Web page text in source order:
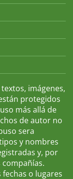
imágenes,
protegidos
más allá de
de autor no
sera
y nombres
y, por
fechas o lugares